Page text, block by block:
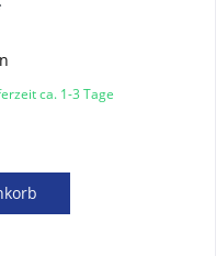
ca. 1-3 Tage